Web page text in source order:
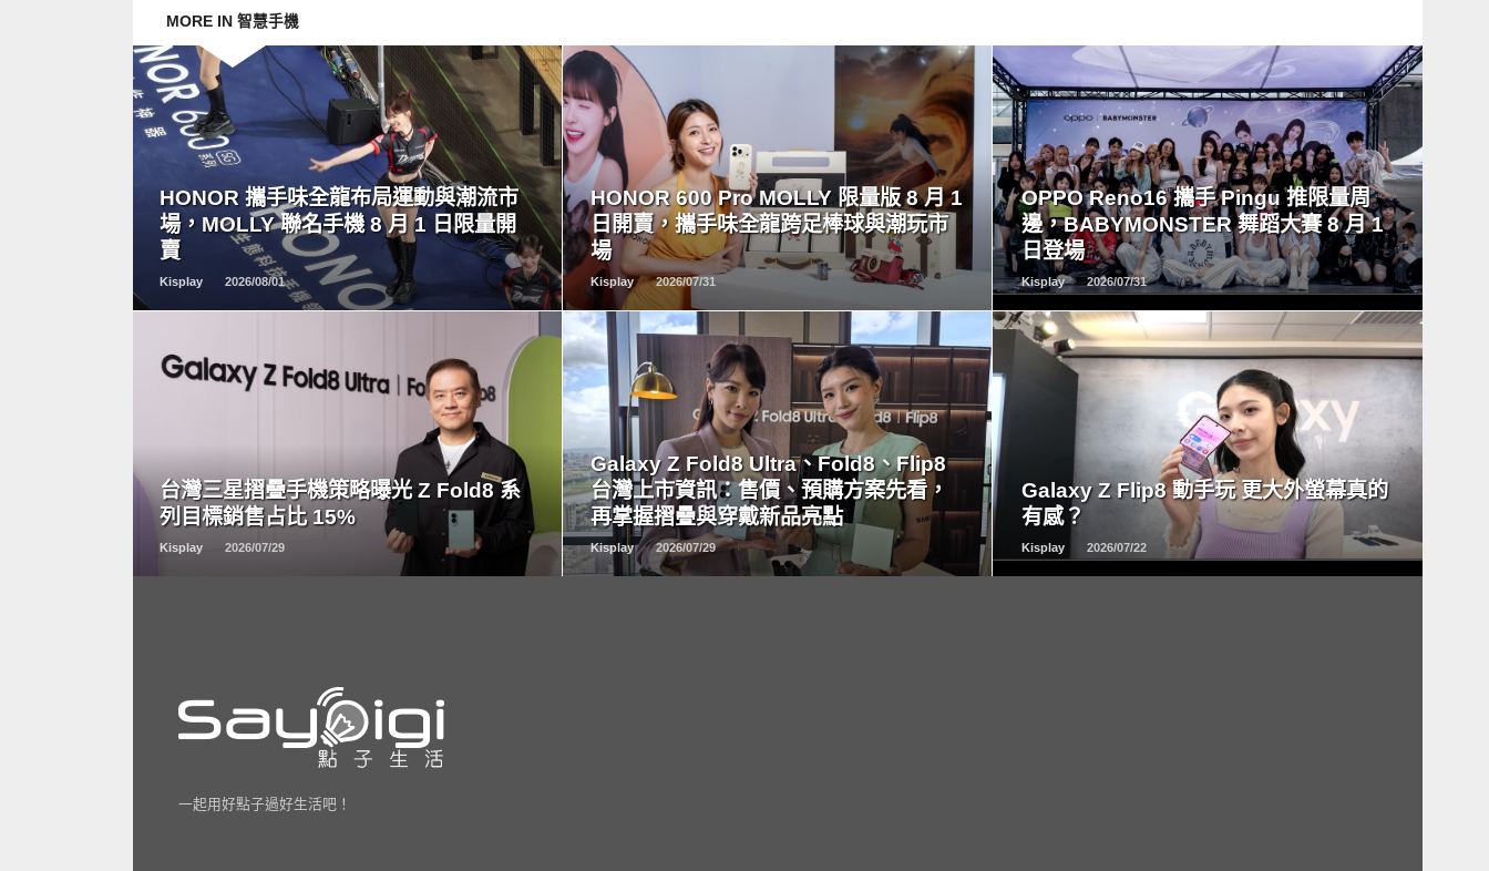
MORE IN 智慧手機
HONOR 攜手味全龍布局運動與潮流市
場，MOLLY 聯名手機 8 月 1 日限量開
賣
Kisplay 2026/08/01
READ
MORE
HONOR 600 Pro MOLLY 限量版 8 月 1
日開賣，攜手味全龍跨足棒球與潮玩市
場
Kisplay 2026/07/31
READ
MORE
OPPO Reno16 攜手 Pingu 推限量周
邊，BABYMONSTER 舞蹈大賽 8 月 1
日登場
Kisplay 2026/07/31
READ
MORE
台灣三星摺疊手機策略曝光 Z Fold8 系
列目標銷售占比 15%
Kisplay 2026/07/29
Galaxy Z Fold8 Ultra、Fold8、Flip8
台灣上市資訊：售價、預購方案先看，
再掌握摺疊與穿戴新品亮點
Kisplay 2026/07/29
READ
MORE
Galaxy Z Flip8 動手玩 更大外螢幕真的
有感？
Kisplay 2026/07/22
READ
MORE
一起用好點子過好生活吧！